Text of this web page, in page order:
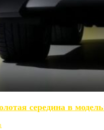
середина в